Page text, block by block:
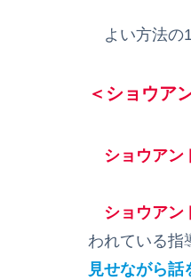
よい方法の1
＜ショウア
ショウアン
ショウアン
われている指
見せながら話